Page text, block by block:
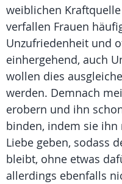
weiblichen
verfallen Frauen
Unzufriedenheit und
einhergehend, auch
wollen dies
werden. Demnach
erobern und ihn
binden, indem sie
Liebe geben, sodass
bleibt, ohne etwas
allerdings ebenfalls